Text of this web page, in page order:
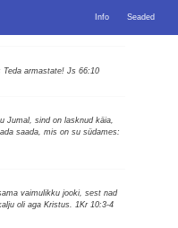
Info Seaded
Teda armastate! Js 66:10
Jumal, sind on lasknud käia,
saada, mis on su südames:
vaimulikku jooki, sest nad
oli aga Kristus. 1Kr 10:3-4